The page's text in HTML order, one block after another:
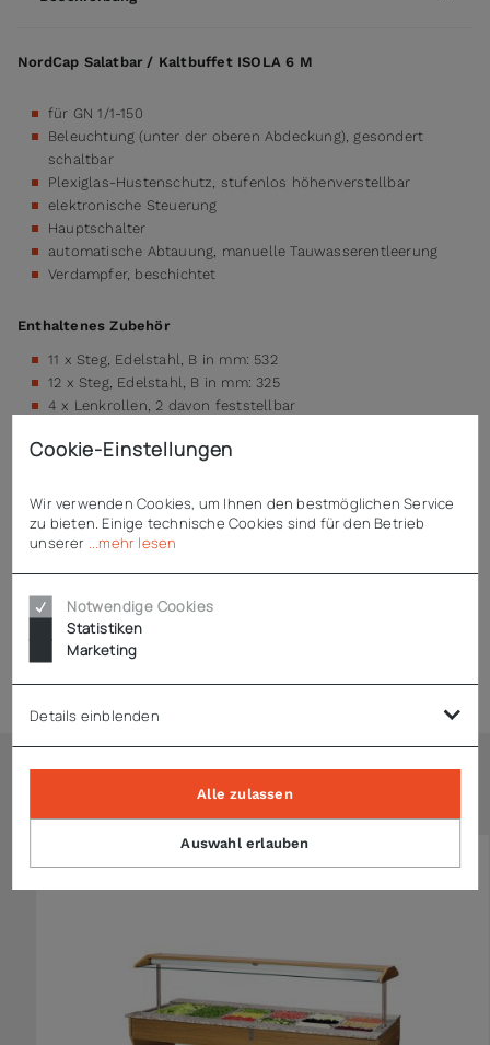
NordCap Salatbar / Kaltbuffet ISOLA 6 M
für GN 1/1-150
Beleuchtung (unter der oberen Abdeckung), gesondert
schaltbar
Plexiglas-Hustenschutz, stufenlos höhenverstellbar
elektronische Steuerung
Hauptschalter
automatische Abtauung, manuelle Tauwasserentleerung
Verdampfer, beschichtet
Enthaltenes Zubehör
11 x Steg, Edelstahl, B in mm: 532
12 x Steg, Edelstahl, B in mm: 325
4 x Lenkrollen, 2 davon feststellbar
Technische Daten
Hinweise
Ähnliche Artikel
Cookie-Einstellungen
Wir verwenden Cookies, um Ihnen den bestmöglichen Service
zu bieten. Einige technische Cookies sind für den Betrieb
unserer ...mehr lesen
Notwendige Cookies
Statistiken
Marketing
Details einblenden
Auswahl erlauben
Alle zulassen